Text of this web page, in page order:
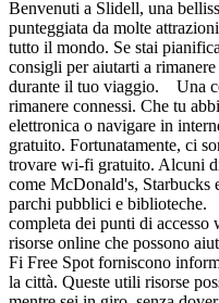
Benvenuti a Slidell, una
punteggiata da molte
tutto il mondo. Se stai
consigli per aiutarti a
durante il tuo viaggio. Una
rimanere connessi. Che tu
elettronica o navigare in
gratuito. Fortunatamente, ci
trovare wi-fi gratuito. Alcuni
come McDonald's, Starbucks
parchi pubblici e biblioteche.
completa dei punti di
risorse online che possono
Fi Free Spot forniscono
la città. Queste utili risorse